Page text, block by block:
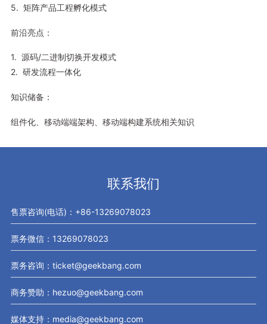
5. 矩阵产品工程孵化模式
前沿亮点：
1. 源码/二进制切换开发模式
2. 研发流程一体化
知识储备：
组件化、移动端端架构、移动端构建系统相关知识
联系我们
售票咨询(电话)：+86-13269078023
票务微信：13269078023
票务咨询：ticket@geekbang.com
商务赞助：hezuo@geekbang.com
媒体支持：media@geekbang.com